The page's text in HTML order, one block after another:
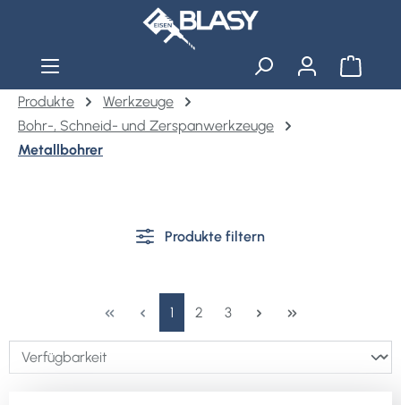
Zum Hauptinhalt springen
Produkte
Werkzeuge
Bohr-, Schneid- und Zerspanwerkzeuge
Metallbohrer
Produkte filtern
Seite
1 Seite
2 Seite
3